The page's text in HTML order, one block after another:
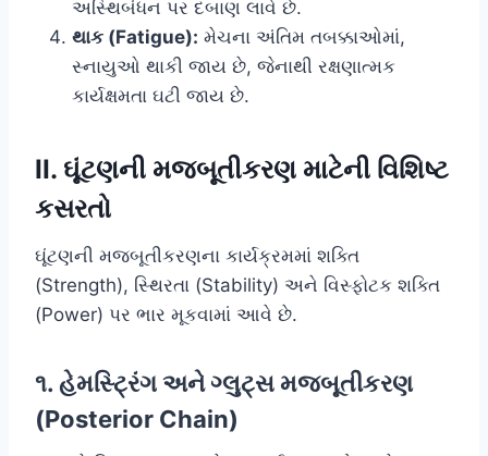
અસ્થિબંધન પર દબાણ લાવે છે.
થાક (Fatigue): મેચના અંતિમ તબક્કાઓમાં,
સ્નાયુઓ થાકી જાય છે, જેનાથી રક્ષણાત્મક
કાર્યક્ષમતા ઘટી જાય છે.
II. ઘૂંટણની મજબૂતીકરણ માટેની વિશિષ્ટ
કસરતો
ઘૂંટણની મજબૂતીકરણના કાર્યક્રમમાં શક્તિ
(Strength), સ્થિરતા (Stability) અને વિસ્ફોટક શક્તિ
(Power) પર ભાર મૂકવામાં આવે છે.
૧. હેમસ્ટ્રિંગ અને ગ્લુટ્સ મજબૂતીકરણ
(Posterior Chain)